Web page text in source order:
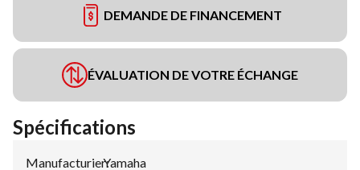
DEMANDE DE FINANCEMENT
ÉVALUATION DE VOTRE ÉCHANGE
Spécifications
Manufacturier:
Yamaha